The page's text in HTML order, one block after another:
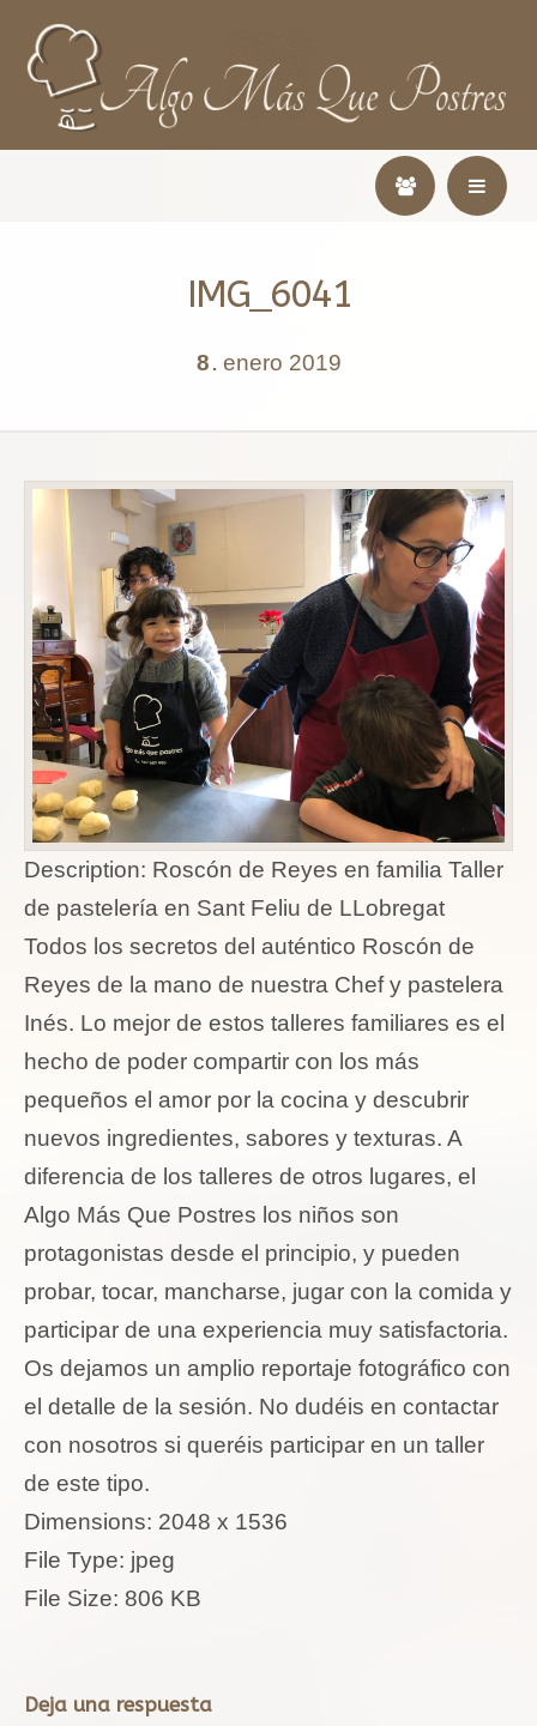
IMG_6041
8 . enero 2019
Description: Roscón de Reyes en familia Taller
de pastelería en Sant Feliu de LLobregat
Todos los secretos del auténtico Roscón de
Reyes de la mano de nuestra Chef y pastelera
Inés. Lo mejor de estos talleres familiares es el
hecho de poder compartir con los más
pequeños el amor por la cocina y descubrir
nuevos ingredientes, sabores y texturas. A
diferencia de los talleres de otros lugares, el
Algo Más Que Postres los niños son
protagonistas desde el principio, y pueden
probar, tocar, mancharse, jugar con la comida y
participar de una experiencia muy satisfactoria.
Os dejamos un amplio reportaje fotográfico con
el detalle de la sesión. No dudéis en contactar
con nosotros si queréis participar en un taller
de este tipo.
Dimensions: 2048 x 1536
File Type: jpeg
File Size: 806 KB
Deja una respuesta